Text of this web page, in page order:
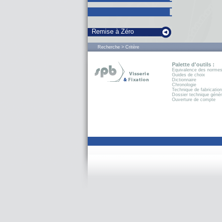
Remise à Zéro
Recherche > Critère
Palette d'outils :
Equivalence des normes
Guides de choix
Dictionnaire
Chronologie
Technique de fabrication
Dossier technique
Ouverture de compte